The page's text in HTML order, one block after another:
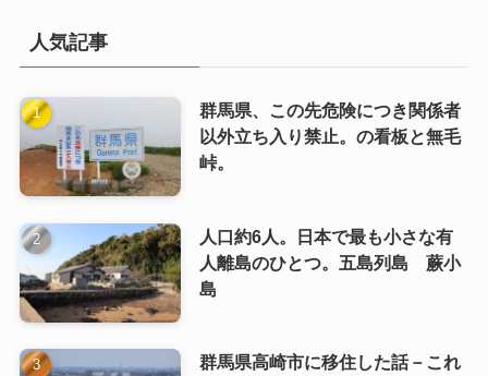
人気記事
群馬県、この先危険につき関係者
以外立ち入り禁止。の看板と無毛
峠。
人口約6人。日本で最も小さな有
人離島のひとつ。五島列島 蕨小
島
群馬県高崎市に移住した話－これ